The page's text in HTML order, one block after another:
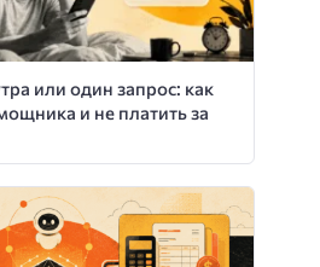
или один запрос: как
и не платить за